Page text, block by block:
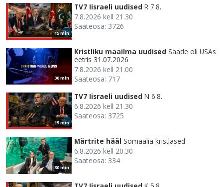
15 min
TV7 Iisraeli uudised R 7.8.
7.8.2026 kell 21.30
Saateosa: 3726
30 min
Kristliku maailma uudised Saade oli USAs
eetris 31.07.2026
7.8.2026 kell 21.00
Saateosa: 717
15 min
TV7 Iisraeli uudised N 6.8.
6.8.2026 kell 21.30
Saateosa: 3725
30 min
Märtrite hääl Somaalia kristlased
6.8.2026 kell 20.30
Saateosa: 334